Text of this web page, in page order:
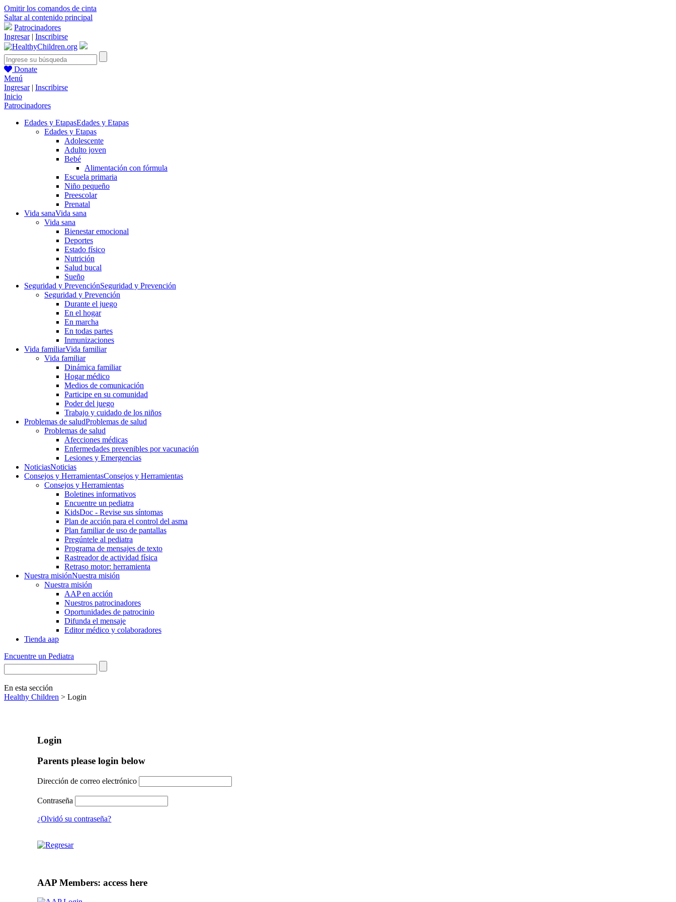
Omitir los comandos de cinta
Saltar al contenido principal
Patrocinadores
Ingresar| Inscribirse
Donate
Menú
Ingresar| Inscribirse
Inicio
Patrocinadores
Edades y EtapasEdades y Etapas
Edades y Etapas
Adolescente
Adulto joven
Bebé
Alimentación con fórmula
Escuela primaria
Niño pequeño
Preescolar
Prenatal
Vida sanaVida sana
Vida sana
Bienestar emocional
Deportes
Estado físico
Nutrición
Salud bucal
Sueño
Seguridad y PrevenciónSeguridad y Prevención
Seguridad y Prevención
Durante el juego
En el hogar
En marcha
En todas partes
Inmunizaciones
Vida familiarVida familiar
Vida familiar
Dinámica familiar
Hogar médico
Medios de comunicación
Participe en su comunidad
Poder del juego
Trabajo y cuidado de los niños
Problemas de saludProblemas de salud
Problemas de salud
Afecciones médicas
Enfermedades prevenibles por vacunación
Lesiones y Emergencias
NoticiasNoticias
Consejos y HerramientasConsejos y Herramientas
Consejos y Herramientas
Boletines informativos
Encuentre un pediatra
KidsDoc - Revise sus síntomas
Plan de acción para el control del asma
Plan familiar de uso de pantallas
Pregúntele al pediatra
Programa de mensajes de texto
Rastre​​ador de activida​d física
Retraso motor: herramienta
Nuestra misiónNuestra misión
Nuestra misión
AAP en acción
Nuestros patrocinadores
Oportunidades de patrocinio
Difunda el mensaje
Editor médico y colaboradores
Tienda aap
Encuentre un Pediatra
En esta sección
Healthy Children > Login
Login
Parents please login below
Dirección de correo electrónico
Contraseña
¿Olvidó su contraseña?
AAP Members: access here